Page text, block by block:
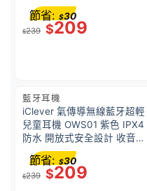
運動耳機 學習取機 保護聽覺
$239 $209
節省: $30
藍牙耳機
iClever 氣傳導無線藍牙超輕
兒童耳機 OWS01 紫色 IPX4
防水 開放式安全設計 收音咪
運動耳機 學習取機 保護聽覺
$239 $209
節省: $30